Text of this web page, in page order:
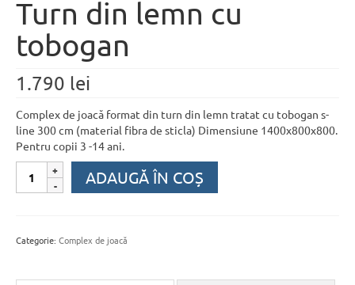
Turn din lemn cu
tobogan
1.790 lei
Complex de joacă format din turn din lemn tratat cu tobogan s-
line 300 cm (material fibra de sticla) Dimensiune 1400x800x800.
Pentru copii 3 -14 ani.
Cantitate
Turn
tobogan
ADAUGĂ ÎN COȘ
Categorie: Complex de joacă